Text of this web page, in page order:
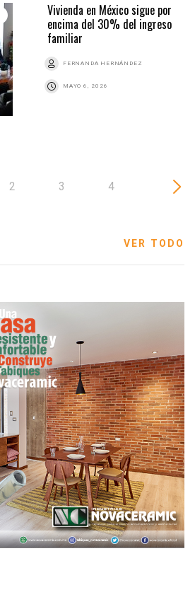
Vivienda en México sigue por
encima del 30% del ingreso
familiar
FERNANDA HERNÁNDEZ
MAYO 6, 2026
2 3 4
VER TODO